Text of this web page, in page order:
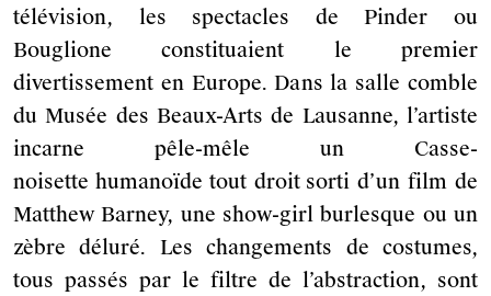
télévision, les spectacles de Pinder ou
Bouglione constituaient le premier
divertissement en Europe. Dans la salle comble
du Musée des Beaux-Arts de Lausanne, l’artiste
incarne pêle-mêle un Casse-
noisette humanoïde tout droit sorti d’un film de
Matthew Barney, une show-girl burlesque ou un
zèbre déluré. Les changements de costumes,
tous passés par le filtre de l’abstraction, sont